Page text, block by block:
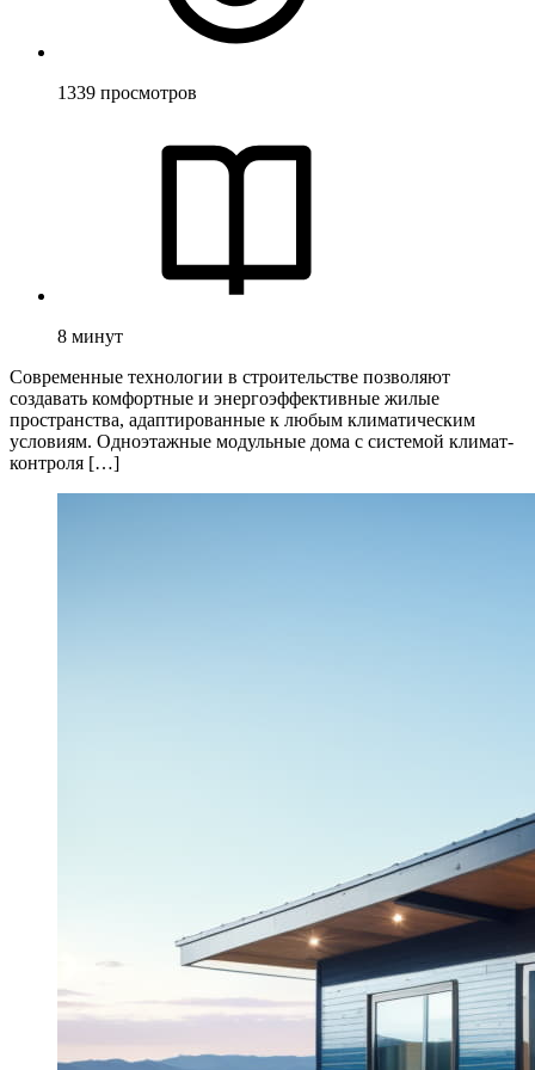
1339 просмотров
8 минут
Современные технологии в строительстве позволяют
создавать комфортные и энергоэффективные жилые
пространства, адаптированные к любым климатическим
условиям. Одноэтажные модульные дома с системой климат-
контроля […]